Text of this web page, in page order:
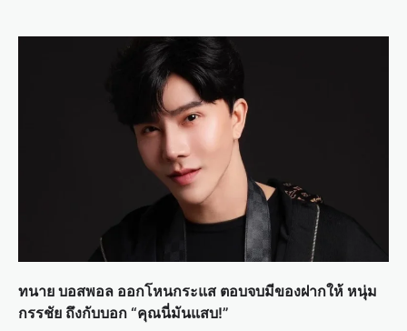
ทนาย บอสพอล ออกโหนกระแส ตอบจบมีของฝากให้ หนุ่ม
กรรชัย ถึงกับบอก “คุณนี่มันแสบ!”